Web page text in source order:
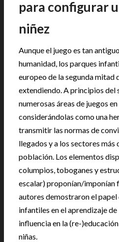
para configurar
niñez
Aunque el juego es tan
humanidad, los parques
europeo de la segunda mitad
extendiendo. A principios del
numerosas áreas de juegos
considerándolas como una
transmitir las normas de
llegados y a los sectores
población. Los elementos
columpios, toboganes y
escalar) proponían/imponían
autores demostraron el papel
infantiles en el aprendizaje
influencia en la (re-
niñas.